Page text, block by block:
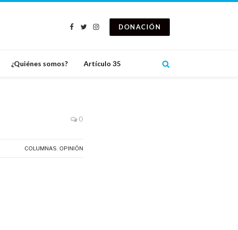
Facebook
TwitterInstagram
DONACIÓN
¿Quiénes somos? Artículo 35
0
COLUMNAS, OPINIÓN